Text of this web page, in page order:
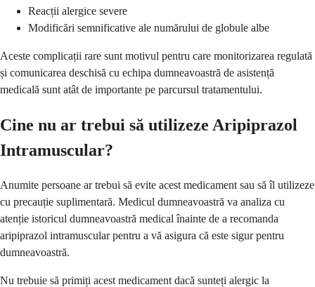
Reacții alergice severe
Modificări semnificative ale numărului de globule albe
Aceste complicații rare sunt motivul pentru care monitorizarea regulată
și comunicarea deschisă cu echipa dumneavoastră de asistență
medicală sunt atât de importante pe parcursul tratamentului.
Cine nu ar trebui să utilizeze Aripiprazol
Intramuscular?
Anumite persoane ar trebui să evite acest medicament sau să îl utilizeze
cu precauție suplimentară. Medicul dumneavoastră va analiza cu
atenție istoricul dumneavoastră medical înainte de a recomanda
aripiprazol intramuscular pentru a vă asigura că este sigur pentru
dumneavoastră.
Nu trebuie să primiți acest medicament dacă sunteți alergic la